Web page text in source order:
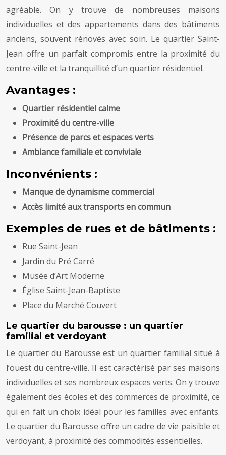
agréable. On y trouve de nombreuses maisons
individuelles et des appartements dans des bâtiments
anciens, souvent rénovés avec soin. Le quartier Saint-
Jean offre un parfait compromis entre la proximité du
centre-ville et la tranquillité d’un quartier résidentiel.
Avantages :
Quartier résidentiel calme
Proximité du centre-ville
Présence de parcs et espaces verts
Ambiance familiale et conviviale
Inconvénients :
Manque de dynamisme commercial
Accès limité aux transports en commun
Exemples de rues et de bâtiments :
Rue Saint-Jean
Jardin du Pré Carré
Musée d’Art Moderne
Église Saint-Jean-Baptiste
Place du Marché Couvert
Le quartier du barousse : un quartier
familial et verdoyant
Le quartier du Barousse est un quartier familial situé à
l’ouest du centre-ville. Il est caractérisé par ses maisons
individuelles et ses nombreux espaces verts. On y trouve
également des écoles et des commerces de proximité, ce
qui en fait un choix idéal pour les familles avec enfants.
Le quartier du Barousse offre un cadre de vie paisible et
verdoyant, à proximité des commodités essentielles.